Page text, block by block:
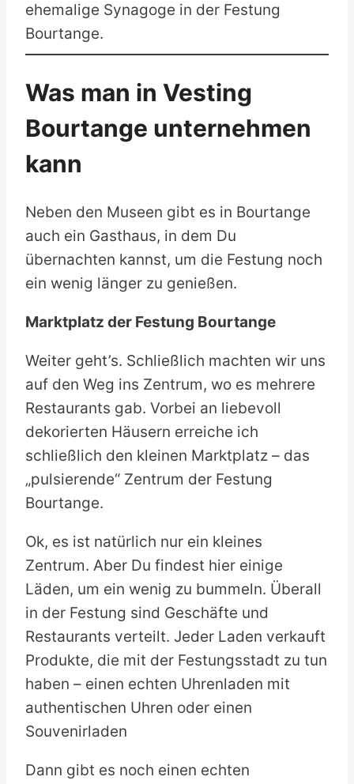
ehemalige Synagoge in der Festung
Bourtange.
Was man in Vesting
Bourtange unternehmen
kann
Neben den Museen gibt es in Bourtange
auch ein Gasthaus, in dem Du
übernachten kannst, um die Festung noch
ein wenig länger zu genießen.
Marktplatz der Festung Bourtange
Weiter geht’s. Schließlich machten wir uns
auf den Weg ins Zentrum, wo es mehrere
Restaurants gab. Vorbei an liebevoll
dekorierten Häusern erreiche ich
schließlich den kleinen Marktplatz – das
„pulsierende“ Zentrum der Festung
Bourtange.
Ok, es ist natürlich nur ein kleines
Zentrum. Aber Du findest hier einige
Läden, um ein wenig zu bummeln. Überall
in der Festung sind Geschäfte und
Restaurants verteilt. Jeder Laden verkauft
Produkte, die mit der Festungsstadt zu tun
haben – einen echten Uhrenladen mit
authentischen Uhren oder einen
Souvenirladen
Dann gibt es noch einen echten